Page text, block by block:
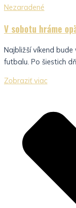
Nezaradené
V sobotu hráme
Najbližší víkend
futbalu. Po šiestich
Zobraziť viac